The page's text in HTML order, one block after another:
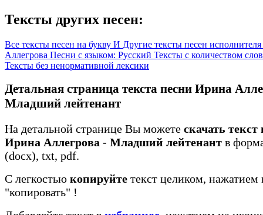
Тексты других песен:
Все тексты песен на букву И Другие тексты песен
Аллегрова Песни с языком: Русский Тексты с количеством
Тексты без ненормативной лексики
Детальная страница текста песни Ирина
Младший лейтенант
На детальной странице Вы можете скачать текст
Ирина Аллегрова - Младший лейтенант в
(docx), txt, pdf.
С легкостью копируйте текст целиком, нажатием
"копировать" !